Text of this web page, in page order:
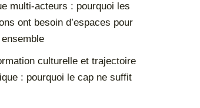
multi-acteurs : pourquoi les
ont besoin d’espaces pour
culturelle et trajectoire
: pourquoi le cap ne suffit